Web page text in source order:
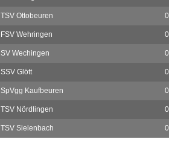
TSV Ottobeuren 0
FSV Wehringen 0
SV Wechingen 0
SSV Glött 0
SpVgg Kaufbeuren 0
TSV Nördlingen 0
TSV Sielenbach 0